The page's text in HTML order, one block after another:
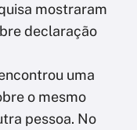
mostraram
declaração
uma
o mesmo
pessoa. No